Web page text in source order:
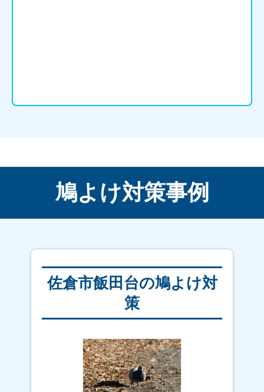
崎｜ユーカリが丘｜吉見
鳩よけ対策事例
佐倉市飯田台の鳩よけ対
策